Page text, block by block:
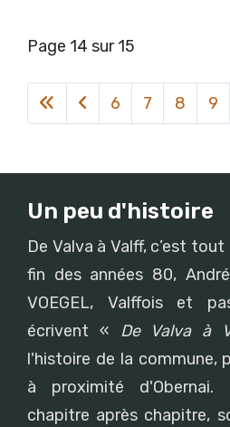
Page 14 sur 15
6 7 8 9
Un peu d'histoire
De Valva à Valff, c’est tout
fin des années 80,
VOEGEL, Valffois et
écrivent « De Valva à
l'histoire de la commune,
à proximité d'Obernai.
chapitre après chapitre,